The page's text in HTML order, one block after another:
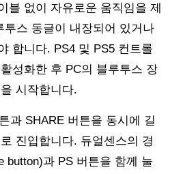
블 없이 자유로운 움직임을 제
투스 동글이 내장되어 있거나
합니다. PS4 및 PS5 컨트롤
성화한 후 PC의 블루투스 장
시작합니다.
과 SHARE 버튼을 동시에 길
진입합니다. 듀얼센스의 경
button)과 PS 버튼을 함께 눌